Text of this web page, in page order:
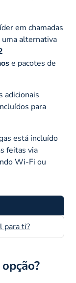
em chamadas
alternativa
e pacotes de
adicionais
para
está incluído
feitas via
Wi-Fi ou
para ti?